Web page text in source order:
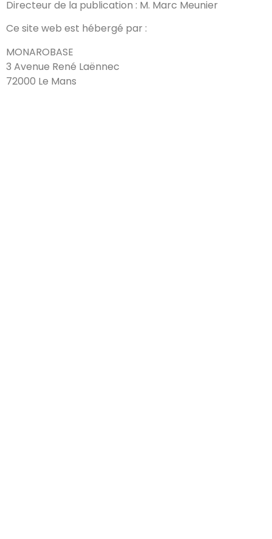
Directeur de la publication : M. Marc Meunier
Ce site web est hébergé par :
MONAROBASE
3 Avenue René Laënnec
72000 Le Mans